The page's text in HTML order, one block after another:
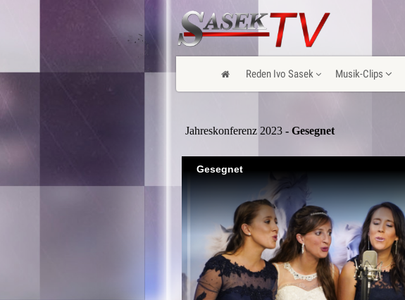
Reden Ivo Sasek Musik-Clips
Jahreskonferenz 2023 - Gesegnet
Gesegnet